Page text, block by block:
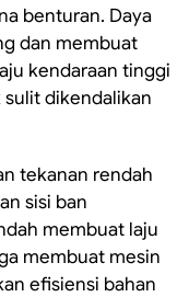
benturan. Daya
dan membuat
kendaraan tinggi
dikendalikan
tekanan rendah
sisi ban
membuat laju
membuat mesin
efisiensi bahan